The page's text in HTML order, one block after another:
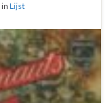
in Lijst